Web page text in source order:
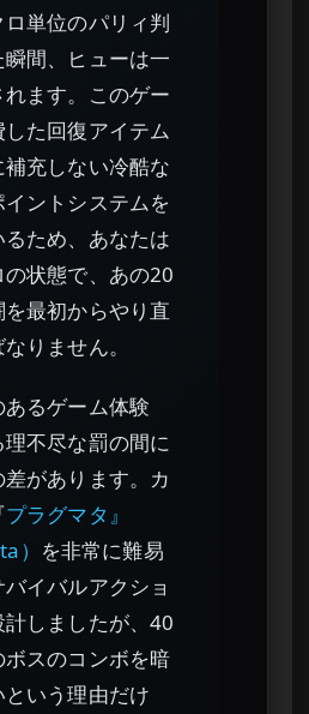
単位のパリィ判
間、ヒューは一
ます。このゲー
した回復アイテム
充しない冷酷な
ントシステムを
ため、あなたは
状態で、あの20
最初からやり直
りません。
るゲーム体験
理不尽な罰の間に
があります。カ
プラグマタ』
） を非常に難易
イバルアクショ
計しましたが、40
ボスのコンボを暗
いう理由だけ